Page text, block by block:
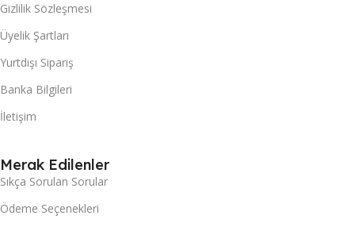
Gizlilik Sözleşmesi
Üyelik Şartları
Yurtdışı Sipariş
Banka Bilgileri
İletişim
Merak Edilenler
Sıkça Sorulan Sorular
Ödeme Seçenekleri